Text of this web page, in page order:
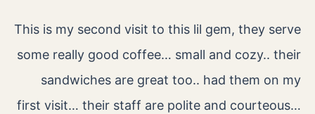
This is my second visit to this lil gem, they serve
some really good coffee… small and cozy.. their
sandwiches are great too.. had them on my
first visit… their staff are polite and courteous…